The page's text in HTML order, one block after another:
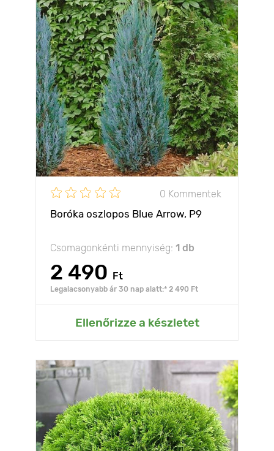
0 Kommentek
Boróka oszlopos Blue Arrow, Р9
Csomagonkénti mennyiség: 1 db
2 490 Ft
Legalacsonyabb ár 30 nap alatt:* 2 490 Ft
Ellenőrizze a készletet